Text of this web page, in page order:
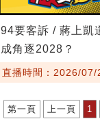
94要客訴 / 蔣上凱
成角逐2028？
直播時間：2026/
第一頁 上一頁 1